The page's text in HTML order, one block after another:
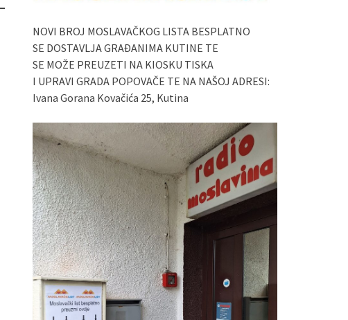
NOVI BROJ MOSLAVAČKOG LISTA BESPLATNO
SE DOSTAVLJA GRAĐANIMA KUTINE TE
SE MOŽE PREUZETI NA KIOSKU TISKA
I UPRAVI GRADA POPOVAČE TE NA NAŠOJ ADRESI:
Ivana Gorana Kovačića 25, Kutina